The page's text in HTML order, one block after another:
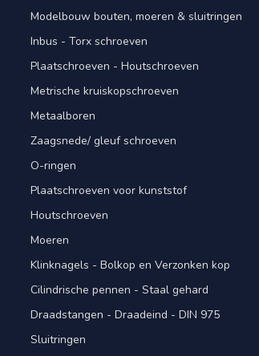
Modelbouw bouten, moeren & sluitringen
Inbus - Torx schroeven
Plaatschroeven - Houtschroeven
Metrische kruiskopschroeven
Metaalboren
Zaagsnede/ gleuf schroeven
O-ringen
Plaatschroeven voor kunststof
Houtschroeven
Moeren
Klinknagels - Bolkop en Verzonken kop
Cilindrische pennen - Staal gehard
Draadstangen - Draadeind - DIN 975
Sluitringen